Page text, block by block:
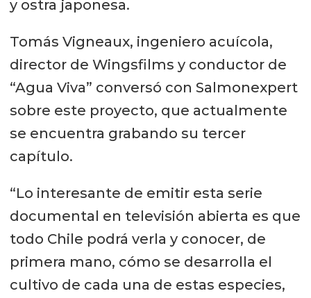
y ostra japonesa.
Tomás Vigneaux, ingeniero acuícola,
director de Wingsfilms y conductor de
“Agua Viva” conversó con Salmonexpert
sobre este proyecto, que actualmente
se encuentra grabando su tercer
capítulo.
“Lo interesante de emitir esta serie
documental en televisión abierta es que
todo Chile podrá verla y conocer, de
primera mano, cómo se desarrolla el
cultivo de cada una de estas especies,